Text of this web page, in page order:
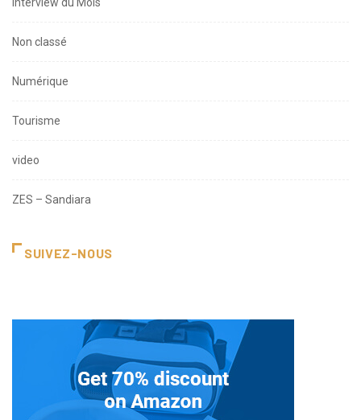
Non classé
Numérique
Tourisme
video
ZES – Sandiara
SUIVEZ-NOUS